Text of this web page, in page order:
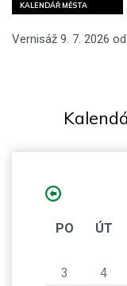
KALENDÁŘ MĚSTA
Vernisáž 9. 7. 2026
PO ÚT
3
4